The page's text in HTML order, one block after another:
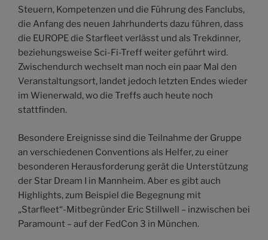
Steuern, Kompetenzen und die Führung des Fanclubs,
die Anfang des neuen Jahrhunderts dazu führen, dass
die EUROPE die Starfleet verlässt und als Trekdinner,
beziehungsweise Sci-Fi-Treff weiter geführt wird.
Zwischendurch wechselt man noch ein paar Mal den
Veranstaltungsort, landet jedoch letzten Endes wieder
im Wienerwald, wo die Treffs auch heute noch
stattfinden.
Besondere Ereignisse sind die Teilnahme der Gruppe
an verschiedenen Conventions als Helfer, zu einer
besonderen Herausforderung gerät die Unterstützung
der Star Dream I in Mannheim. Aber es gibt auch
Highlights, zum Beispiel die Begegnung mit
„Starfleet“-Mitbegründer Eric Stillwell – inzwischen bei
Paramount – auf der FedCon 3 in München.